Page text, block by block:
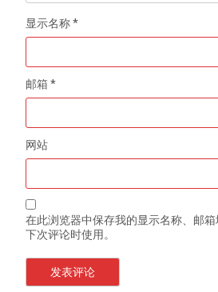
显示名称*
邮箱*
网站
在此浏览器中保存我的显示名称、邮
下次评论时使用。